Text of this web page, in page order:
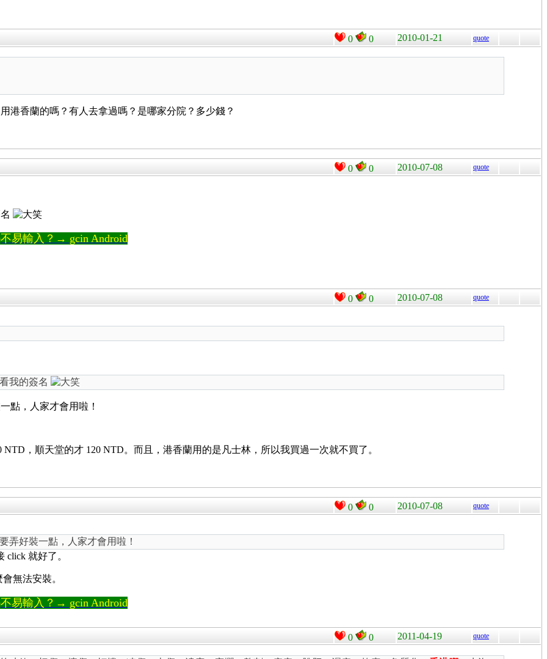
0 0 2010-01-21 quote
港香蘭的嗎？有人去拿過嗎？是哪家分院？多少錢？
0 0 2010-07-08 quote
易輸入？→ gcin Android
0 0 2010-07-08 quote
我的簽名
點，人家才會用啦！
，順天堂的才 120 NTD。而且，港香蘭用的是凡士林，所以我買過一次就不買了。
0 0 2010-07-08 quote
弄好裝一點，人家才會用啦！
click 就好了。
無法安裝。
易輸入？→ gcin Android
0 0 2011-04-19 quote